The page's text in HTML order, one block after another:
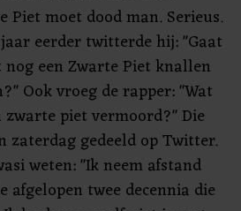
Piet moet dood man. Serieus.
eerder twitterde hij: "Gaat
een Zwarte Piet knallen
Ook vroeg de rapper: "Wat
piet vermoord?" Die
zaterdag gedeeld op Twitter.
weten: "Ik neem afstand
afgelopen twee decennia die